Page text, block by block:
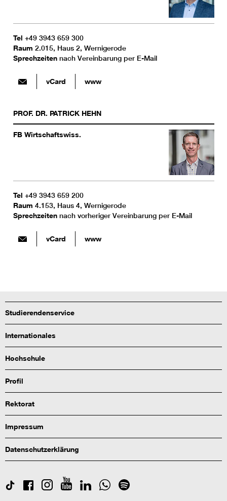
Tel +49 3943 659 300
Raum 2.015, Haus 2, Wernigerode
Sprechzeiten nach Vereinbarung per E-Mail
vCard www
PROF. DR. PATRICK HEHN
FB Wirtschaftswiss.
Tel +49 3943 659 200
Raum 4.153, Haus 4, Wernigerode
Sprechzeiten nach vorheriger Vereinbarung per E-Mail
vCard www
Studierendenservice
Internationales
Hochschule
Profil
Rektorat
Impressum
Datenschutzerklärung